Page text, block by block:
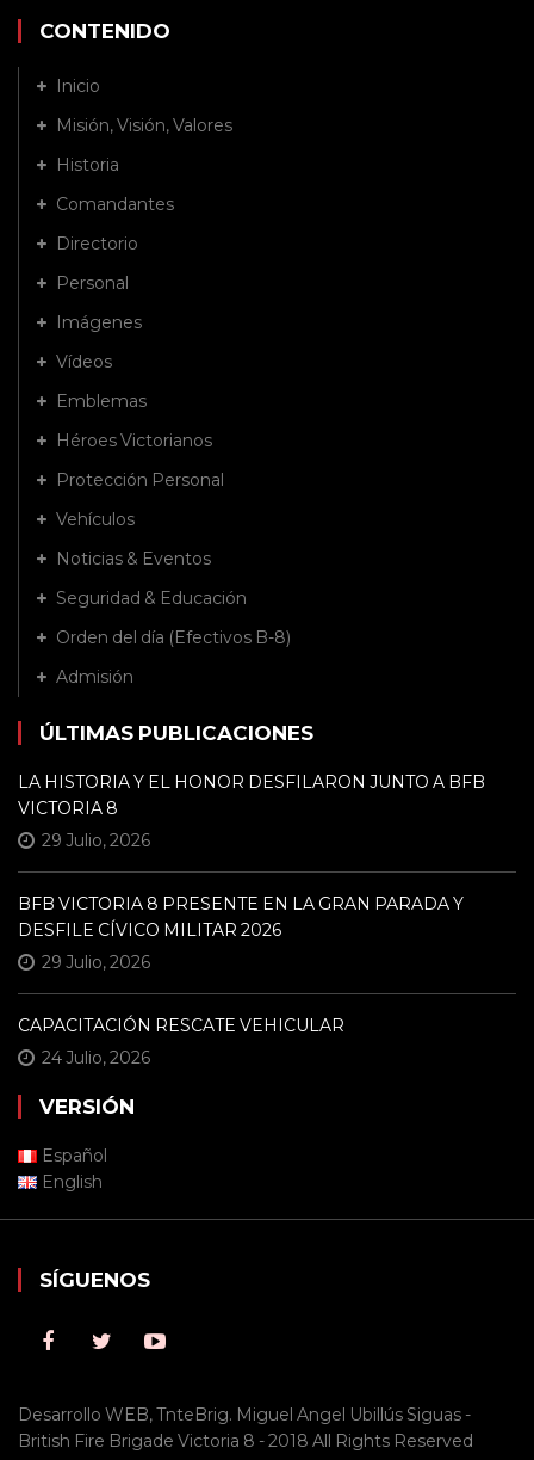
CONTENIDO
Inicio
Misión, Visión, Valores
Historia
Comandantes
Directorio
Personal
Imágenes
Vídeos
Emblemas
Héroes Victorianos
Protección Personal
Vehículos
Noticias & Eventos
Seguridad & Educación
Orden del día (Efectivos B-8)
Admisión
ÚLTIMAS PUBLICACIONES
LA HISTORIA Y EL HONOR DESFILARON JUNTO A BFB
VICTORIA 8
29 Julio, 2026
BFB VICTORIA 8 PRESENTE EN LA GRAN PARADA Y
DESFILE CÍVICO MILITAR 2026
29 Julio, 2026
CAPACITACIÓN RESCATE VEHICULAR
24 Julio, 2026
VERSIÓN
Español
English
SÍGUENOS
Desarrollo WEB, TnteBrig. Miguel Angel Ubillús Siguas -
British Fire Brigade Victoria 8 - 2018 All Rights Reserved